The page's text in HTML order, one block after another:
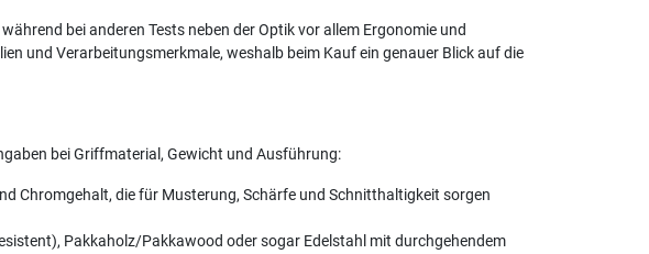
bei anderen Tests neben der Optik vor allem Ergonomie und
und Verarbeitungsmerkmale, weshalb beim Kauf ein genauer Blick auf die
bei Griffmaterial, Gewicht und Ausführung:
Chromgehalt, die für Musterung, Schärfe und Schnitthaltigkeit sorgen
Pakkaholz/Pakkawood oder sogar Edelstahl mit durchgehendem